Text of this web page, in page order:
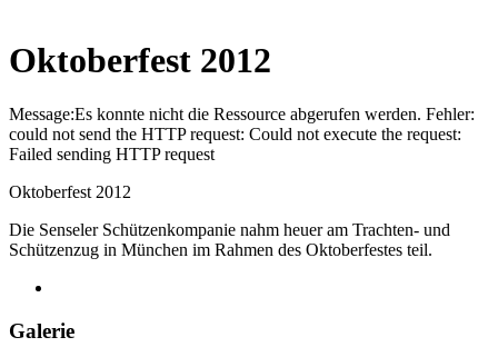
Oktoberfest 2012
Message:Es konnte nicht die Ressource abgerufen werden. Fehler:
could not send the HTTP request: Could not execute the request:
Failed sending HTTP request
Oktoberfest 2012
Die Senseler Schützenkompanie nahm heuer am Trachten- und
Schützenzug in München im Rahmen des Oktoberfestes teil.
Galerie